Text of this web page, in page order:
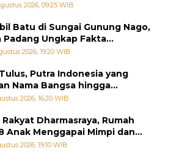
2026, 09:25 WIB
Batu di Sungai Gunung Nago,
Padang Ungkap Fakta
2026, 19:20 WIB
Putra Indonesia yang
Nama Bangsa hingga
dalam Buku Jepang
2026, 16:20 WIB
Dharmasraya, Rumah
Anak Menggapai Mimpi dan
Rantai Kemiskinan
2026, 19:10 WIB